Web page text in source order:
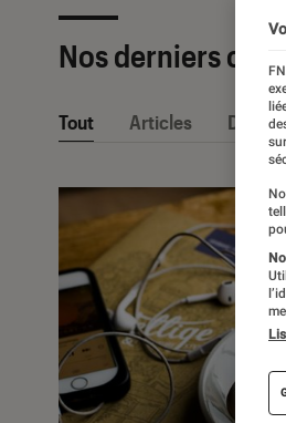
Nos derniers
Tout Articles